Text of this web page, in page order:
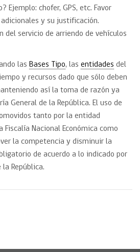
Ejemplo: chofer, GPS, etc. Favor
y su justificación.
del servicio de arriendo de vehículos
las Bases Tipo, las entidades del
y recursos dado que sólo deben
así la toma de razón ya
General de la República. El uso de
tanto por la entidad
Nacional Económica como
la competencia y disminuir la
de acuerdo a lo indicado por
República.